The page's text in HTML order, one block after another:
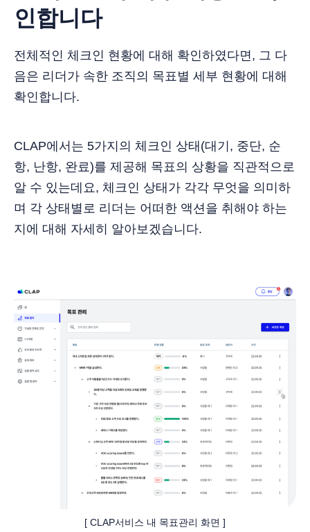
인합니다
전체적인 체크인 현황에 대해 확인하였다면, 그 다
음은 리더가 속한 조직의 목표별 세부 현황에 대해
확인합니다.
CLAP에서는 5가지의 체크인 상태(대기, 중단, 순
항, 난항, 완료)를 제공해 목표의 상황을 직관적으로
알 수 있는데요, 체크인 상태가 각각 무엇을 의미하
며 각 상태별로 리더는 어떠한 액션을 취해야 하는
지에 대해 자세히 알아보겠습니다.
[ CLAP서비스 내 목표관리 화면 ]